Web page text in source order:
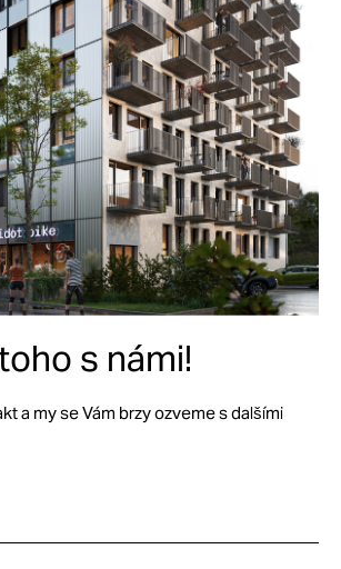
s námi!
a my se Vám brzy ozveme s dalšími